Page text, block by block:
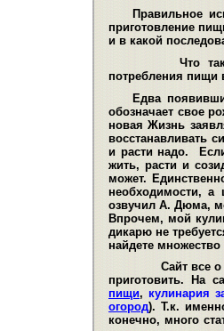
Правильное
приготовление
и в какой
Что
потребления пищи
Едва
обозначает свое
новая Жизнь
восстанавливать
и расти надо.
жить, расти и
может.
необходимости, а
озвучил А. Дюма,
Впрочем, мой
дикарю не
найдете
Сайт все о
приготовить. На
пищи,кулинария
огород). Т.к.
конечно, много